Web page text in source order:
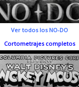
Ver todos los NO-DO
Cortometrajes completos